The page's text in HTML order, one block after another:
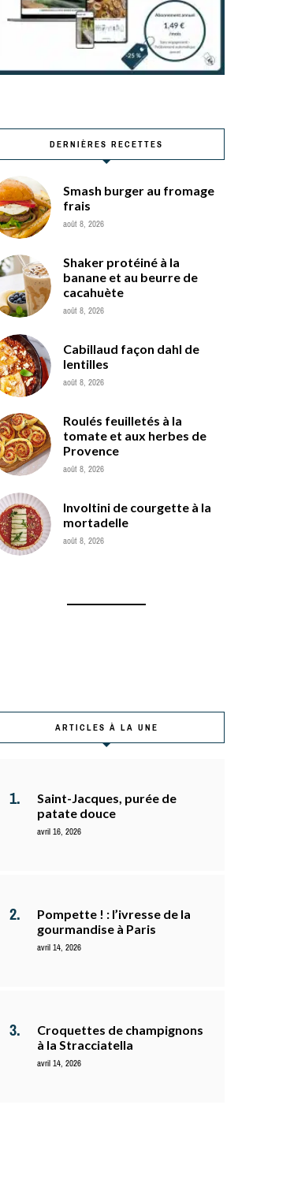
DERNIÈRES RECETTES
Smash burger au fromage
frais
août 8, 2026
Shaker protéiné à la
banane et au beurre de
cacahuète
août 8, 2026
Cabillaud façon dahl de
lentilles
août 8, 2026
Roulés feuilletés à la
tomate et aux herbes de
Provence
août 8, 2026
Involtini de courgette à la
mortadelle
août 8, 2026
ARTICLES À LA UNE
Saint-Jacques, purée de
patate douce
avril 16, 2026
Pompette ! : l’ivresse de la
gourmandise à Paris
avril 14, 2026
Croquettes de champignons
à la Stracciatella
avril 14, 2026